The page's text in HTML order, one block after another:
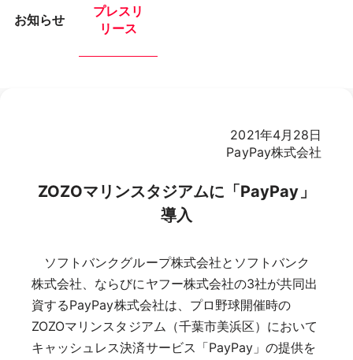
お知らせ
プレスリ
リース
2021年4月28日
PayPay株式会社
ZOZOマリンスタジアムに「PayPay」
導入
ソフトバンクグループ株式会社とソフトバンク
株式会社、ならびにヤフー株式会社の3社が共同出
資するPayPay株式会社は、プロ野球開催時の
ZOZOマリンスタジアム（千葉市美浜区）において
キャッシュレス決済サービス「PayPay」の提供を